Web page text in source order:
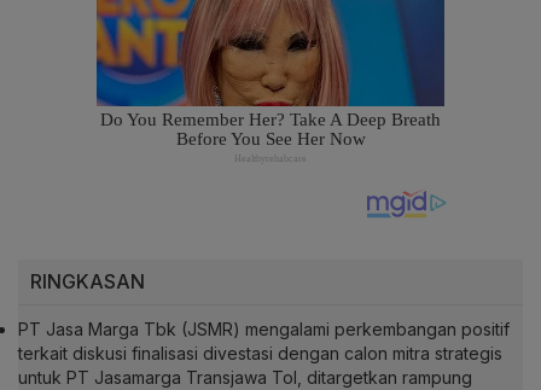
RINGKASAN
PT Jasa Marga Tbk (JSMR) mengalami perkembangan positif
terkait diskusi finalisasi divestasi dengan calon mitra strategis
untuk PT Jasamarga Transjawa Tol, ditargetkan rampung